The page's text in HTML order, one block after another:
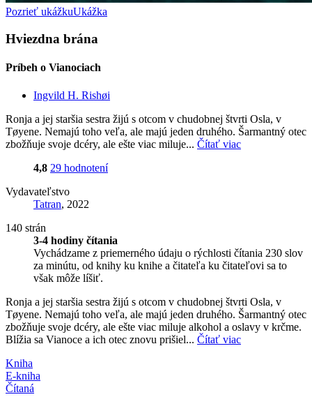
Pozrieť ukážkuUkážka
Hviezdna brána
Príbeh o Vianociach
Ingvild H. Rishøi
Ronja a jej staršia sestra žijú s otcom v chudobnej štvrti Osla, v
Tøyene. Nemajú toho veľa, ale majú jeden druhého. Šarmantný otec
zbožňuje svoje dcéry, ale ešte viac miluje... Čítať viac
4,8 29 hodnotení
Vydavateľstvo
Tatran, 2022
140 strán
3-4 hodiny čítania
Vychádzame z priemerného údaju o rýchlosti čítania 230 slov
za minútu, od knihy ku knihe a čitateľa ku čitateľovi sa to
však môže líšiť.
Ronja a jej staršia sestra žijú s otcom v chudobnej štvrti Osla, v
Tøyene. Nemajú toho veľa, ale majú jeden druhého. Šarmantný otec
zbožňuje svoje dcéry, ale ešte viac miluje alkohol a oslavy v krčme.
Blížia sa Vianoce a ich otec znovu prišiel... Čítať viac
Kniha
E-kniha
Čítaná